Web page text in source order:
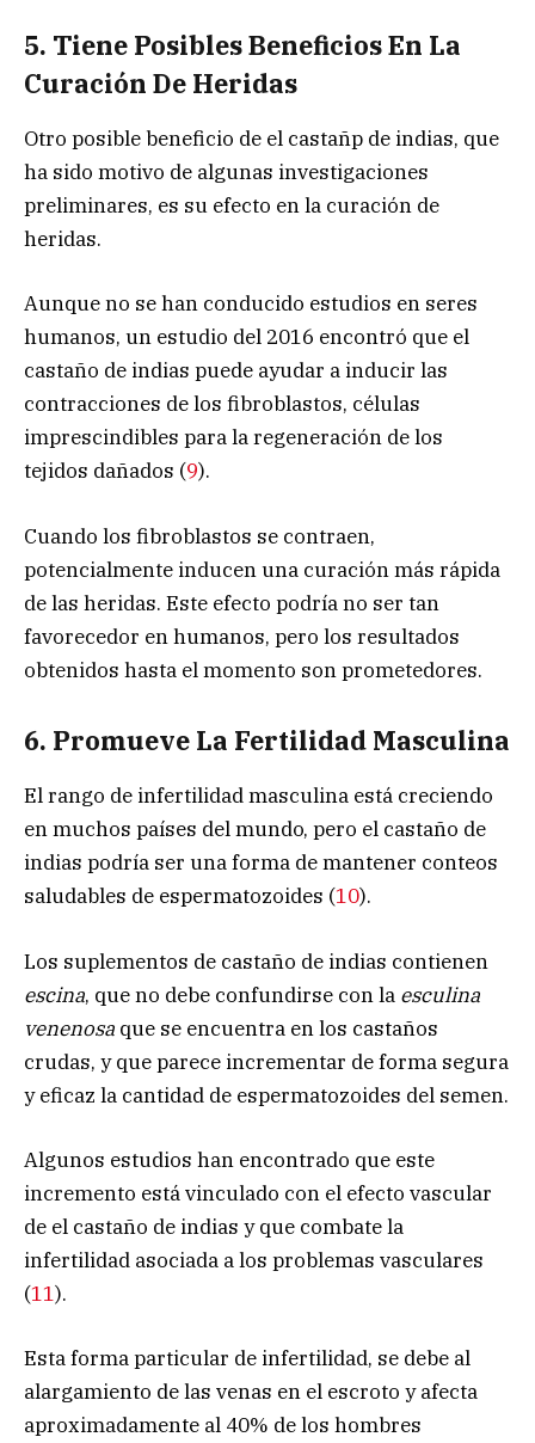
5. Tiene Posibles Beneficios En La
Curación De Heridas
Otro posible beneficio de el castañp de indias, que
ha sido motivo de algunas investigaciones
preliminares, es su efecto en la curación de
heridas.
Aunque no se han conducido estudios en seres
humanos, un estudio del 2016 encontró que el
castaño de indias puede ayudar a inducir las
contracciones de los fibroblastos, células
imprescindibles para la regeneración de los
tejidos dañados (9).
Cuando los fibroblastos se contraen,
potencialmente inducen una curación más rápida
de las heridas. Este efecto podría no ser tan
favorecedor en humanos, pero los resultados
obtenidos hasta el momento son prometedores.
6. Promueve La Fertilidad Masculina
El rango de infertilidad masculina está creciendo
en muchos países del mundo, pero el castaño de
indias podría ser una forma de mantener conteos
saludables de espermatozoides (10).
Los suplementos de castaño de indias contienen
escina, que no debe confundirse con la esculina
venenosa que se encuentra en los castaños
crudas, y que parece incrementar de forma segura
y eficaz la cantidad de espermatozoides del semen.
Algunos estudios han encontrado que este
incremento está vinculado con el efecto vascular
de el castaño de indias y que combate la
infertilidad asociada a los problemas vasculares
(11).
Esta forma particular de infertilidad, se debe al
alargamiento de las venas en el escroto y afecta
aproximadamente al 40% de los hombres